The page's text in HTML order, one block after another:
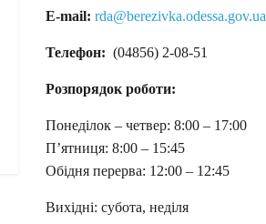
E-mail: rda@berezivka.odessa.gov.ua
Телефон: (04856) 2-08-51
Розпорядок роботи:
Понеділок – четвер: 8:00 – 17:00
П’ятниця: 8:00 – 15:45
Обідня перерва: 12:00 – 12:45
Вихідні: субота, неділя